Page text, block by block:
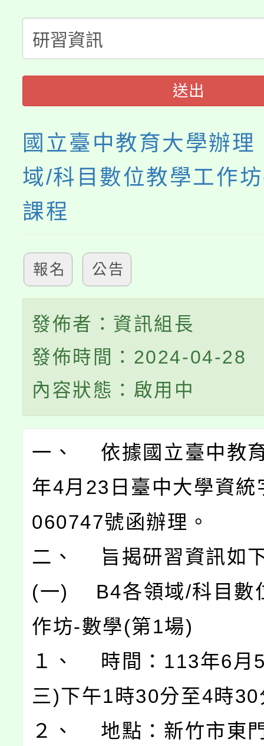
《TA101》溝通分析基
程，歡迎學生輔導中心
心理、諮商輔導、社會
系所師生報名參加。
縣市「校園短影音徵選
門員」簡章及活動海報
踴躍報名參加。
桃園市115學年度學生
要點
展演活動實施計畫」
送出
國立臺中教育大學辦
域/科目數位教學工作
課程
報名 公告
發佈者：資訊組長
發佈時間：2024-04-28
內容狀態：啟用中
一、 依據國立臺中教
年4月23日臺中大學資統
060747號函辦理。
二、 旨揭研習資訊如
(一) B4各領域/科目數
作坊-數學(第1場)
１、 時間：113年6月
三)下午1時30分至4時30
２、 地點：新竹市東